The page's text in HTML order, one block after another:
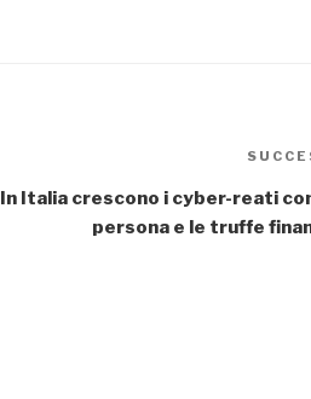
In Italia crescono i cyber-reati
persona e le truffe